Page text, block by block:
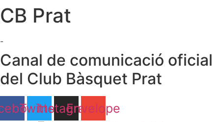
Ir
al
CB Prat
-
Canal de comunicació oficial
del Club Bàsquet Prat
Twitter
Instagram
Envelope